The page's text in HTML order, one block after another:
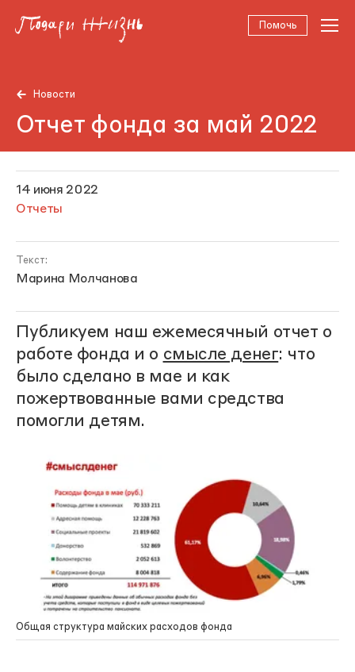
Помочь
Новости
Отчет фонда за май 2022
14 июня 2022
Отчеты
Текст:
Марина Молчанова
Публикуем наш ежемесячный отчет о
работе фонда и о смысле денег: что
было сделано в мае и как
пожертвованные вами средства
помогли детям.
Общая структура майских расходов фонда